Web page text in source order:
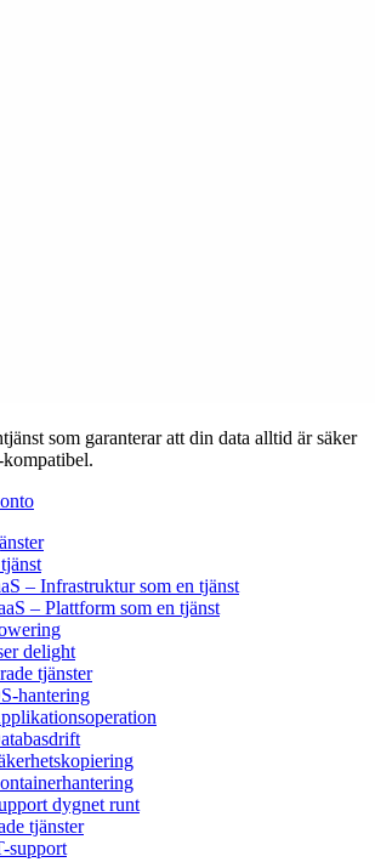
som garanterar att din data alltid är säker
– Infrastruktur som en tjänst
– Plattform som en tjänst
delight
tjänster
hantering
dygnet runt
tjänster
support